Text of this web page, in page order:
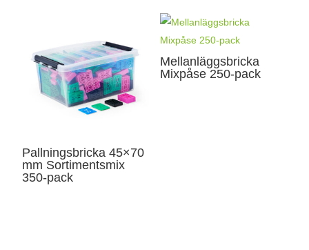
Pallningsbricka 45×70
mm Sortimentsmix
350-pack
Mellanläggsbricka
Mixpåse 250-pack